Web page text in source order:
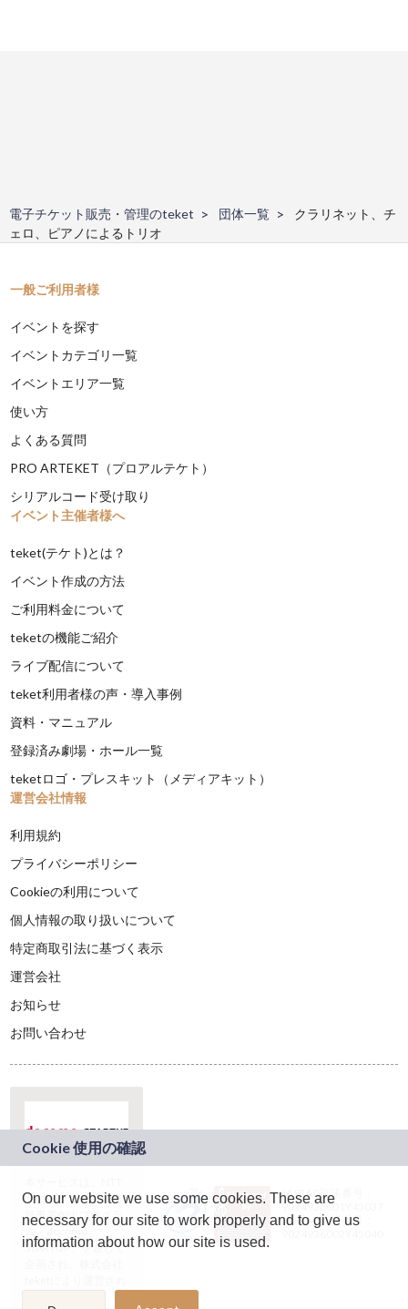
電子チケット販売・管理のteket 団体一覧
クラリネット、チ
ェロ、ピアノによるトリオ
一般ご利用者様
イベントを探す
イベントカテゴリ一覧
イベントエリア一覧
使い方
よくある質問
PRO ARTEKET（プロアルテケト）
シリアルコード受け取り
イベント主催者様へ
teket(テケト)とは？
イベント作成の方法
ご利用料金について
teketの機能ご紹介
ライブ配信について
teket利用者様の声・導入事例
資料・マニュアル
登録済み劇場・ホール一覧
teketロゴ・プレスキット（メディアキット）
運営会社情報
利用規約
プライバシーポリシー
Cookieの利用について
個人情報の取り扱いについて
特定商取引法に基づく表示
運営会社
お知らせ
お問い合わせ
ドコモグループの新
規事業創出プログラ
ム「docomo
STARTUP」を通じて
JASRAC許諾番号：
9024936001Y45037
JASRAC許諾番号：
On our website we use some cookies. These are
necessary for our site to work properly and to give us
information about how our site is used.